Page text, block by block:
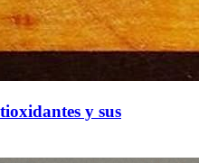
y sus